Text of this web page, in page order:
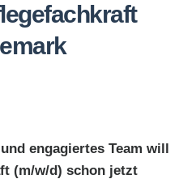
engagiertes Team will
(m/w/d) schon jetzt